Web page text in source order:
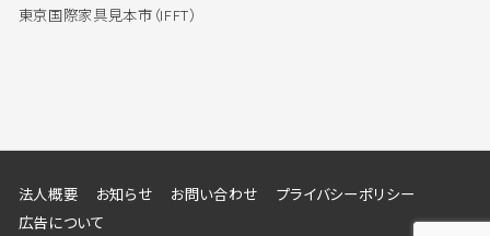
東京国際家具見本市（IFFT）
法人概要 お知らせ お問い合わせ
プライバシーポリシー
広告について